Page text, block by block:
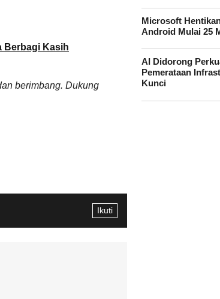
Berbagi Kasih
berimbang. Dukung
Ikuti
Microsoft
Android Mulai 25
AI Didorong
Pemerataan
Kunci